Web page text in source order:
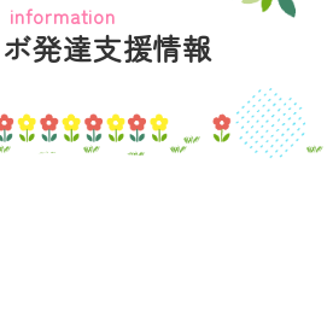
information
発達支援情報